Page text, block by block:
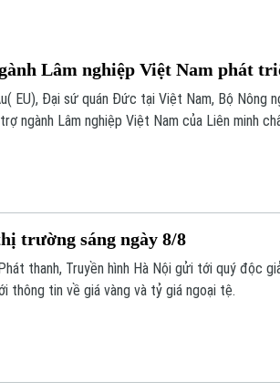
Lâm nghiệp Việt Nam phát
EU), Đại sứ quán Đức tại Việt Nam, Bộ Nông
ngành Lâm nghiệp Việt Nam của Liên minh
trường sáng ngày 8/8
thanh, Truyền hình Hà Nội gửi tới quý độc
thông tin về giá vàng và tỷ giá ngoại tệ.